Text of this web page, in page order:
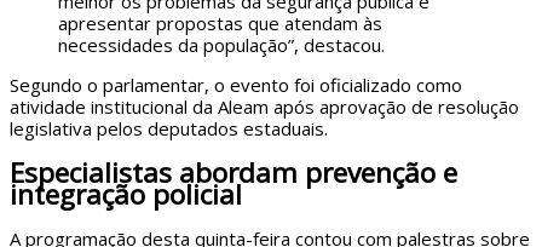
apresentar propostas que atendam às
necessidades da população”, destacou.
Segundo o parlamentar, o evento foi oficializado como
atividade institucional da Aleam após aprovação de resolução
legislativa pelos deputados estaduais.
Especialistas abordam prevenção e
integração policial
A programação desta quinta-feira contou com palestras sobre